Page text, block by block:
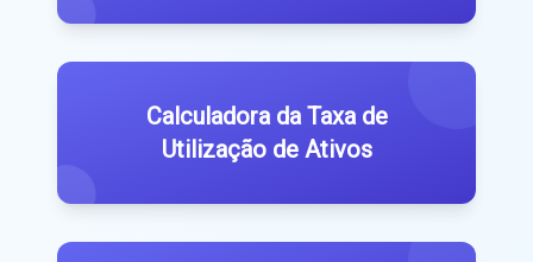
Calculadora da Taxa de
Utilização de Ativos